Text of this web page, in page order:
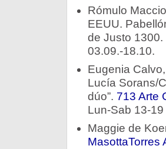
Rómulo
EEUU.
de Justo 1300.
03.09.-18.10.
Eugenia
Lucía Sorans/
dúo”. 713 Arte
Lun-Sab 13-
Maggie de
MasottaTorres